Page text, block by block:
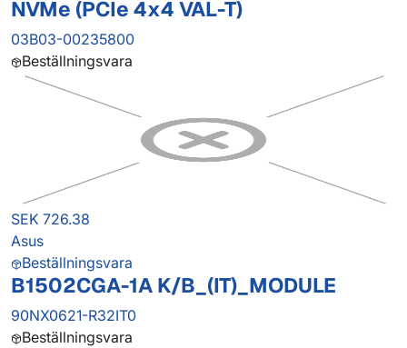
NVMe (PCIe 4x4 VAL-T)
03B03-00235800
Beställningsvara
SEK 726.38
Asus
Beställningsvara
B1502CGA-1A K/B_(IT)_MODULE
90NX0621-R32IT0
Beställningsvara